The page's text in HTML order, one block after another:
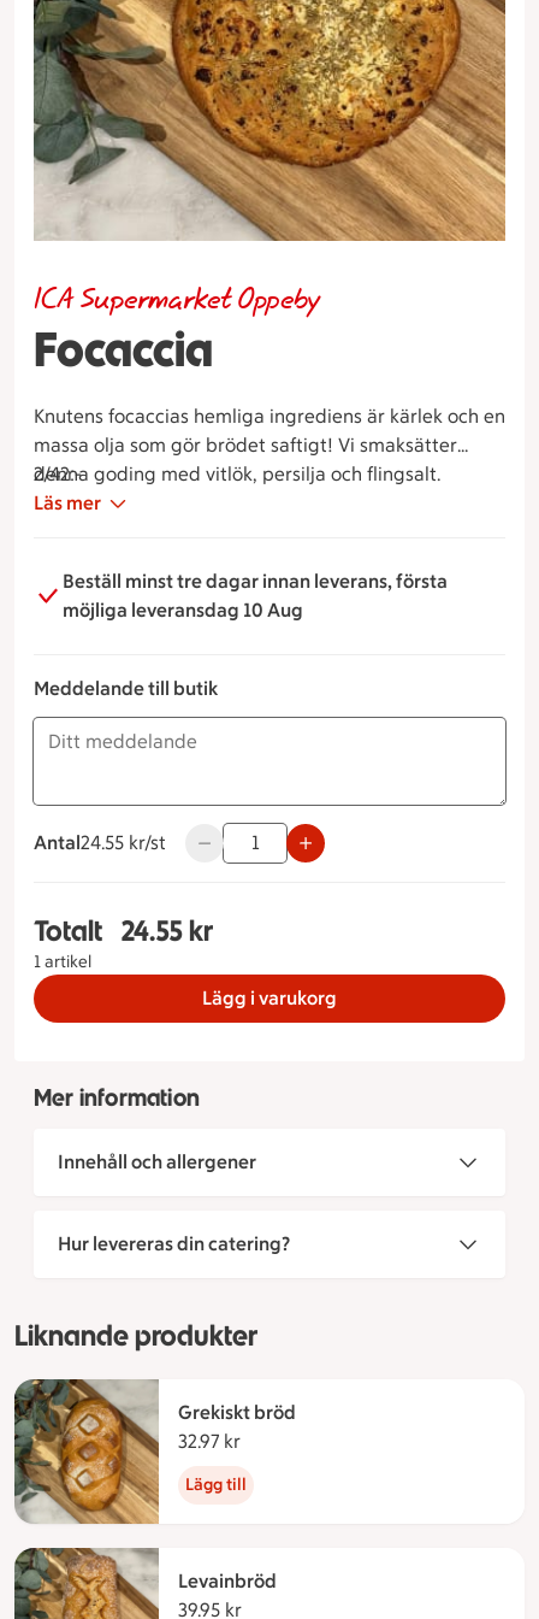
Focaccia
ICA Supermarket Oppeby
Knutens focaccias hemliga ingrediens är kärlek och en
massa olja som gör brödet saftigt! Vi smaksätter
denna goding med vitlök, persilja och flingsalt.
2/42:-
Läs mer
Beställ minst tre dagar innan leverans, första
möjliga leveransdag 10 Aug
Meddelande till butik
Antal
24.55 kronor styck
24.55 kr/st Använd knapparna för att minska eller
Totalt
1 artikel
Totalt 1 stycken Focaccia, 24.55 kronor
24.55 kr
Lägg i varukorg
Mer information
Innehåll och allergener
Hur levereras din catering?
Liknande produkter
Grekiskt bröd
32.97 kr
Lägg till
Levainbröd
39.95 kr